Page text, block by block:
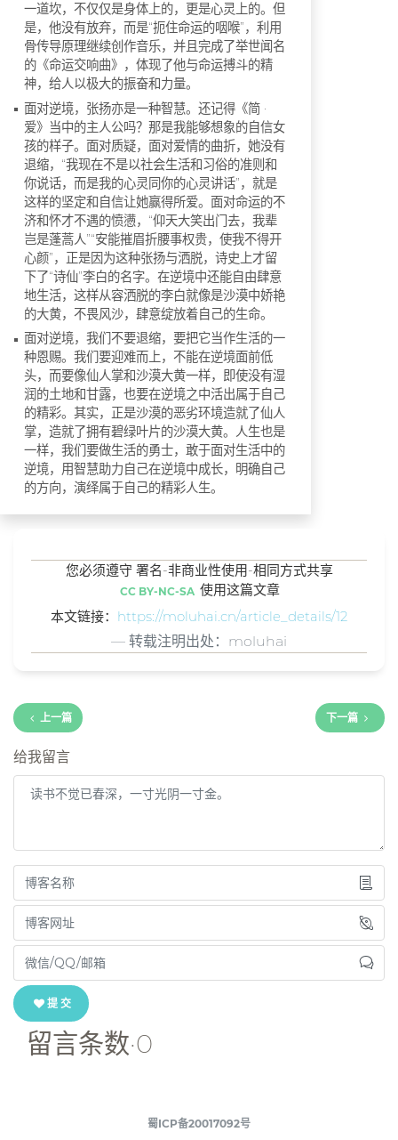
一道坎，不仅仅是身体上的，更是心灵上的。但
是，他没有放弃，而是“扼住命运的咽喉”，利用
骨传导原理继续创作音乐，并且完成了举世闻名
的《命运交响曲》，体现了他与命运搏斗的精
神，给人以极大的振奋和力量。
面对逆境，张扬亦是一种智慧。还记得《简 ·
爱》当中的主人公吗？那是我能够想象的自信女
孩的样子。面对质疑，面对爱情的曲折，她没有
退缩，“我现在不是以社会生活和习俗的准则和
你说话，而是我的心灵同你的心灵讲话”，就是
这样的坚定和自信让她赢得所爱。面对命运的不
济和怀才不遇的愤懑，“仰天大笑出门去，我辈
岂是蓬蒿人”“安能摧眉折腰事权贵，使我不得开
心颜”，正是因为这种张扬与洒脱，诗史上才留
下了“诗仙”李白的名字。在逆境中还能自由肆意
地生活，这样从容洒脱的李白就像是沙漠中娇艳
的大黄，不畏风沙，肆意绽放着自己的生命。
面对逆境，我们不要退缩，要把它当作生活的一
种恩赐。我们要迎难而上，不能在逆境面前低
头，而要像仙人掌和沙漠大黄一样，即使没有湿
润的土地和甘露，也要在逆境之中活出属于自己
的精彩。其实，正是沙漠的恶劣环境造就了仙人
掌，造就了拥有碧绿叶片的沙漠大黄。人生也是
一样，我们要做生活的勇士，敢于面对生活中的
逆境，用智慧助力自己在逆境中成长，明确自己
的方向，演绎属于自己的精彩人生。
您必须遵守 署名-非商业性使用-相同方式共享
CC BY-NC-SA 使用这篇文章
本文链接： https://moluhai.cn/article_details/12
转载注明出处：moluhai
上一篇 下一篇
给我留言
提 交
留言条数·0
蜀ICP备20017092号